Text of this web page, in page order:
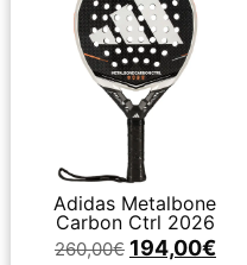
Adidas Metalbone
Carbon Ctrl 2026
260,00€ 194,00€